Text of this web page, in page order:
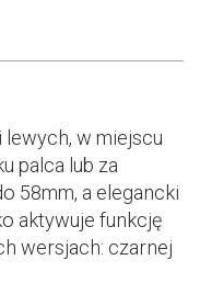
w miejscu
palca lub za
58mm, a elegancki
aktywuje funkcję
wersjach: czarnej